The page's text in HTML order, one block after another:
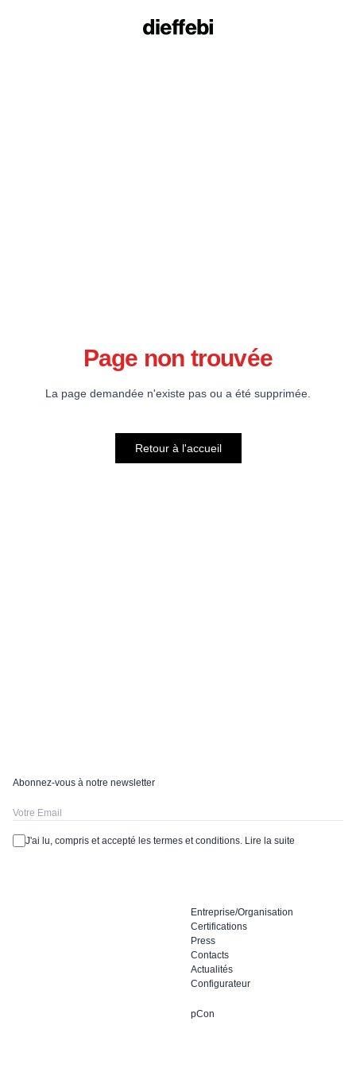
Page non trouvée
La page demandée n'existe pas ou a été supprimée.
Retour à l'accueil
Entreprise/Organisation
Certifications
Press
Contacts
Actualités
Configurateur
pCon
Abonnez-vous à notre newsletter
J'ai lu, compris et accepté les termes et conditions. Lire la suite